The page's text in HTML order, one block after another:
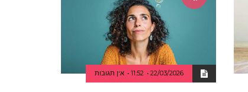
22/03/2026
11:52 אין תגובות